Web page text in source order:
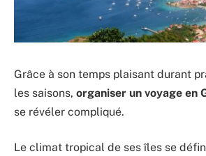
Grâce à son temps plaisant durant
les saisons, organiser un voyage en
se révéler compliqué.
Le climat tropical de ses îles se